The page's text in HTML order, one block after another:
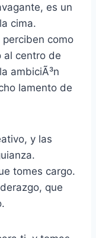
es un
cima.
como
al centro de
ambiciÃ³n
lamento de
y las
tomes cargo.
que